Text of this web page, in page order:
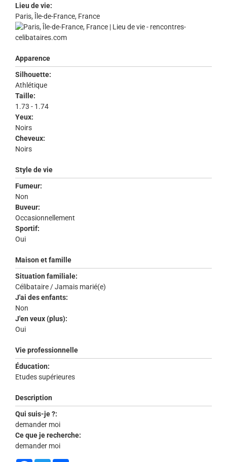
Lieu de vie:
Paris, Île-de-France, France
Apparence
Silhouette:
Athlétique
Taille:
1.73 - 1.74
Yeux:
Noirs
Cheveux:
Noirs
Style de vie
Fumeur:
Non
Buveur:
Occasionnellement
Sportif:
Oui
Maison et famille
Situation familiale:
Célibataire / Jamais marié(e)
J'ai des enfants:
Non
J'en veux (plus):
Oui
Vie professionnelle
Éducation:
Etudes supérieures
Description
Qui suis-je ?:
demander moi
Ce que je recherche:
demander moi